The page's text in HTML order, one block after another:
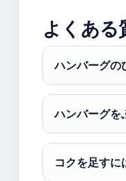
よくある
ハンバーグの
ハンバーグを
コクを足すに